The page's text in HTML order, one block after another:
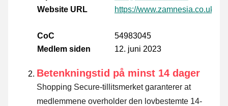
Website URL
https://www.zamnesia.co.uk/
CoC
54983045
Medlem siden
12. juni 2023
Betenkningstid på minst 14 dager
Shopping Secure-tillitsmerket garanterer at
medlemmene overholder den lovbestemte 14-